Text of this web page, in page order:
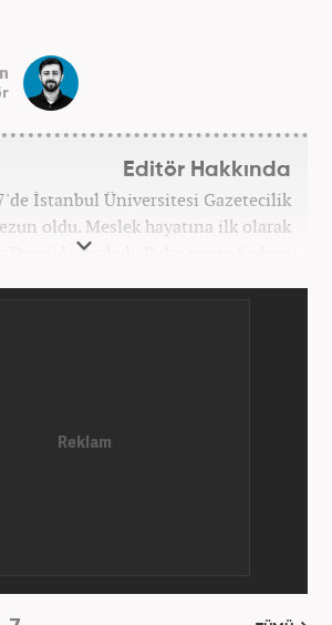
Editör Hakkında
İstanbul Üniversitesi Gazetecilik
oldu. Meslek hayatına ilk olarak
Dergi'de başladı. Daha sonra Sadece